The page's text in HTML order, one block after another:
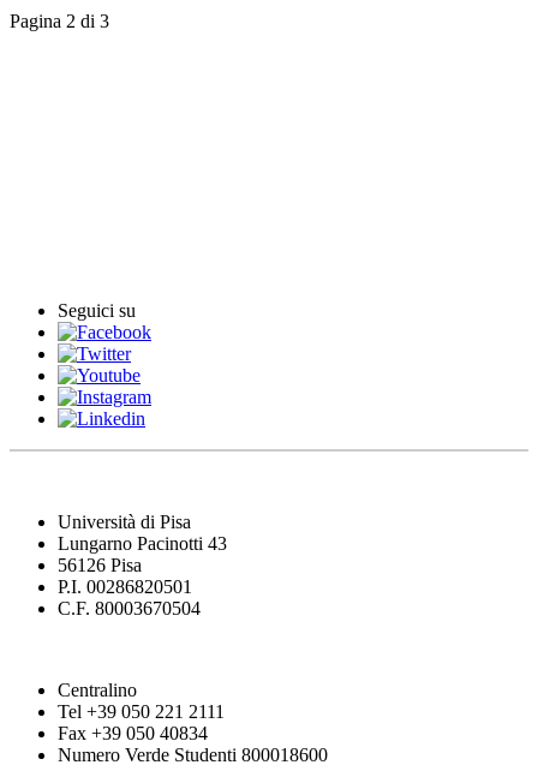
Pagina 2 di 3
Seguici su
Università di Pisa
Lungarno Pacinotti 43
56126 Pisa
P.I. 00286820501
C.F. 80003670504
Centralino
Tel +39 050 221 2111
Fax +39 050 40834
Numero Verde Studenti 800018600